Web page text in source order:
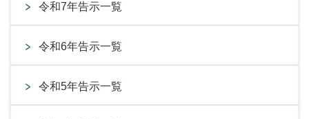
令和7年告示一覧
令和6年告示一覧
令和5年告示一覧